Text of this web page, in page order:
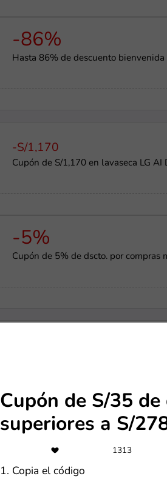
-86%
Hasta 86% de descuento
-S/1,170
Cupón de S/1,170 en lavaseca LG
-5%
Cupón de 5% de dscto. por compras
Cupón para recibir regalos en Temu
Cupón de S/35
superiores a S/
1313
1. Copia el código